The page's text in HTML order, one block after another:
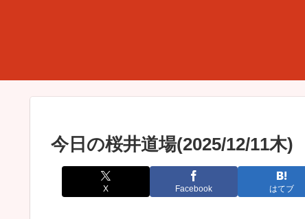
今日の桜井道場(2025/12/11木)
X Facebook はてブ